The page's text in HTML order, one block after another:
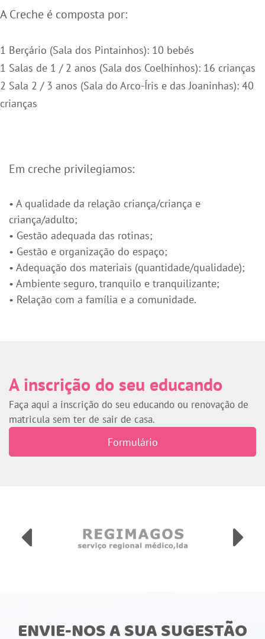
A Creche é composta por:
1 Berçário (Sala dos Pintainhos): 10 bebés
1 Salas de 1 / 2 anos (Sala dos Coelhinhos): 16 crianças
2 Sala 2 / 3 anos (Sala do Arco-Íris e das Joaninhas): 40
crianças
Em creche privilegiamos:
• A qualidade da relação criança/criança e
criança/adulto;
• Gestão adequada das rotinas;
• Gestão e organização do espaço;
• Adequação dos materiais (quantidade/qualidade);
• Ambiente seguro, tranquilo e tranquilizante;
• Relação com a família e a comunidade.
A inscrição do seu educando
Faça aqui a inscrição do seu educando ou renovação de
matricula sem ter de sair de casa.
Formulário
ENVIE-NOS A SUA SUGESTÃO